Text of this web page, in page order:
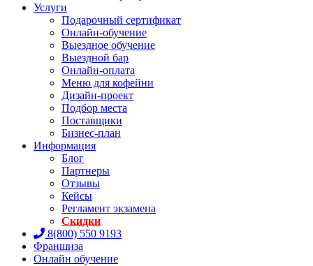
Услуги
Подарочный сертификат
Онлайн-обучение
Выездное обучение
Выездной бар
Онлайн-оплата
Меню для кофейни
Дизайн-проект
Подбор места
Поставщики
Бизнес-план
Информация
Блог
Партнеры
Отзывы
Кейсы
Регламент экзамена
Скидки
8(800) 550 9193
Франшиза
Онлайн обучение